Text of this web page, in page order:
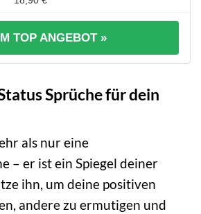
TOP ANGEBOT »
Sprüche für dein
als nur eine
– er ist ein Spiegel deiner
ihn, um deine positiven
andere zu ermutigen und